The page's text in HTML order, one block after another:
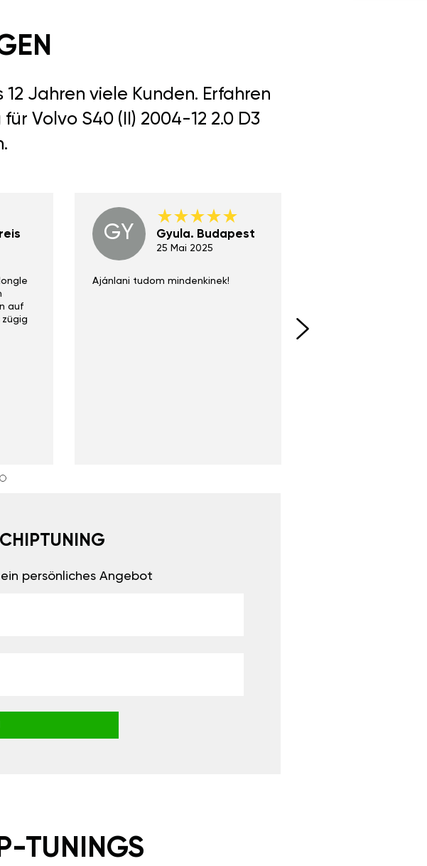
Jahren viele Kunden. Erfahren
Volvo S40 (II) 2004-12 2.0 D3
auf
GY Gyula. Budapest
25 Mai 2025
Ajánlani tudom mindenkinek!
persönliches Angebot
TUNINGS